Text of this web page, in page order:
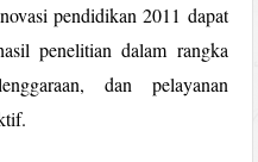
pendidikan 2011 dapat
penelitian dalam rangka
dan pelayanan